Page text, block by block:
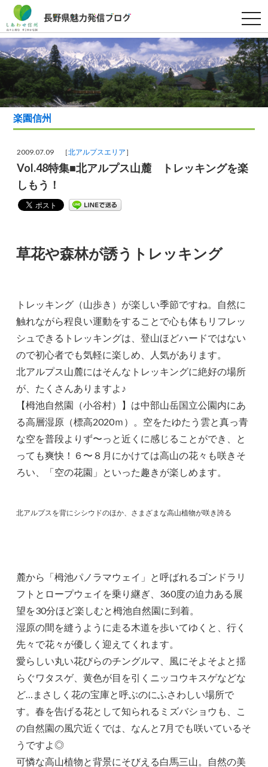
t
o
g
g
l
e
n
a
v
g
i
楽園信州
2009.07.09 ［北アルプスエリア ］
Vol.48特集■北アルプス山麓 トレッキングを楽
しもう！
草花や森林が誘うトレッキング
トレッキング（山歩き）が楽しい季節ですね。自然に
触れながら程良い運動をすることで心も体もリフレッ
シュできるトレッキングは、登山ほどハードではない
ので初心者でも気軽に楽しめ、人気があります。
北アルプス山麓にはそんなトレッキングに絶好の場所
が、たくさんありますよ♪
【栂池自然園（小谷村）】は中部山岳国立公園内にあ
る高層湿原（標高2020ｍ）。空をたゆたう雲と真っ青
な空を普段よりず〜っと近くに感じることができ、と
っても爽快！６〜８月にかけては高山の花々も咲きそ
ろい、「空の花園」といった趣きが楽しめます。
北アルプスを背にシシウドのほか、さまざまな高山植物が咲き誇る
麓から「栂池パノラマウェイ」と呼ばれるゴンドラリ
フトとロープウェイを乗り継ぎ、360度の迫力ある展
望を30分ほど楽しむと栂池自然園に到着。
湿原の間を縫うように走る木道を歩いてゆくと、行く
先々で花々が優しく迎えてくれます。
愛らしい丸い花びらのチングルマ、風にそよそよと揺
らぐワタスゲ、黄色が目を引くニッコウキスゲなどな
ど…まさしく花の宝庫と呼ぶのにふさわしい場所で
す。春を告げる花として知られるミズバショウも、こ
の自然園の風穴近くでは、なんと7月でも咲いているそ
うですよ◎
可憐な高山植物と背景にそびえる白馬三山。自然の美